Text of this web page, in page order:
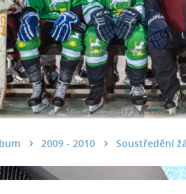
2009 - 2010 Soustředění